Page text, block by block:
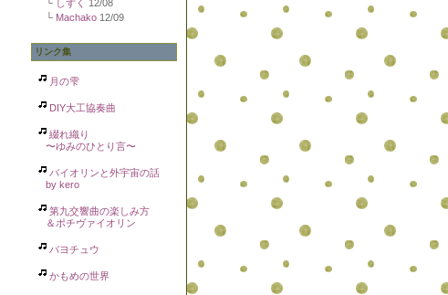
└ しずく
12/08
└ Machako 12/09
リンク集
月の雫
DIY大工協奏曲
綴れ織り
〜ゆみのひとり言〜
バイオリンと外宇宙の話
by kero
第九交響曲の楽しみ方
＆ポチヴァイオリン
バヨチュウ
かもめの世界